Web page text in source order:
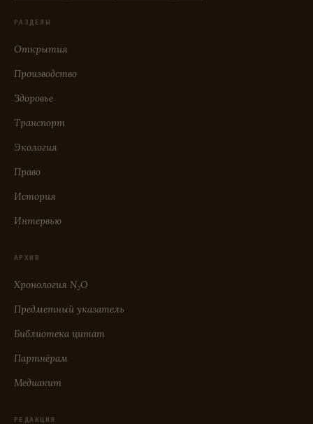
РАЗДЕЛЫ
Открытия
Производство
Здоровье
Транспорт
Экология
Право
История
Интервью
АРХИВ
Хронология N₂O
Предметный указатель
Библиотека цитат
Партнёрам
Медиакит
РЕДАКЦИЯ